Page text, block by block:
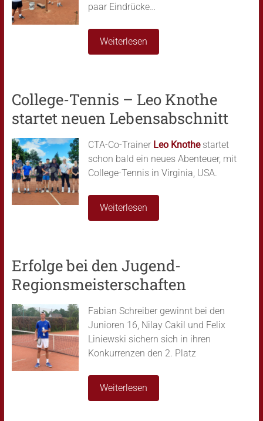
paar Eindrücke…
Weiterlesen
College-Tennis – Leo Knothe
startet neuen Lebensabschnitt
CTA-Co-Trainer Leo Knothestartet
schon bald ein neues Abenteuer, mit
College-Tennis in Virginia, USA.
Weiterlesen
Erfolge bei den Jugend-
Regionsmeisterschaften
Fabian Schreiber gewinnt bei den
Junioren 16, Nilay Cakil und Felix
Liniewski sichern sich in ihren
Konkurrenzen den 2. Platz
Weiterlesen